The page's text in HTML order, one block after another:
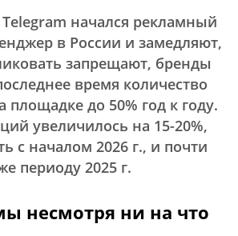
Telegram начался рекламный
в России и замедляют,
запрещают, бренды
время количество
до 50% год к году.
увеличилось на 15-20%,
с началом 2026 г., и почти
периоду 2025 г.
несмотря ни на что